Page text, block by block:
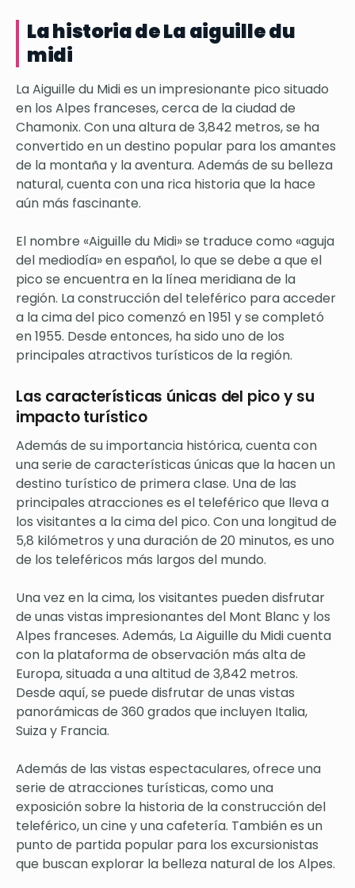
La historia de La aiguille du
midi
La Aiguille du Midi es un impresionante pico situado
en los Alpes franceses, cerca de la ciudad de
Chamonix. Con una altura de 3,842 metros, se ha
convertido en un destino popular para los amantes
de la montaña y la aventura. Además de su belleza
natural, cuenta con una rica historia que la hace
aún más fascinante.
El nombre «Aiguille du Midi» se traduce como «aguja
del mediodía» en español, lo que se debe a que el
pico se encuentra en la línea meridiana de la
región. La construcción del teleférico para acceder
a la cima del pico comenzó en 1951 y se completó
en 1955. Desde entonces, ha sido uno de los
principales atractivos turísticos de la región.
Las características únicas del pico y su
impacto turístico
Además de su importancia histórica, cuenta con
una serie de características únicas que la hacen un
destino turístico de primera clase. Una de las
principales atracciones es el teleférico que lleva a
los visitantes a la cima del pico. Con una longitud de
5,8 kilómetros y una duración de 20 minutos, es uno
de los teleféricos más largos del mundo.
Una vez en la cima, los visitantes pueden disfrutar
de unas vistas impresionantes del Mont Blanc y los
Alpes franceses. Además, La Aiguille du Midi cuenta
con la plataforma de observación más alta de
Europa, situada a una altitud de 3,842 metros.
Desde aquí, se puede disfrutar de unas vistas
panorámicas de 360 grados que incluyen Italia,
Suiza y Francia.
Además de las vistas espectaculares, ofrece una
serie de atracciones turísticas, como una
exposición sobre la historia de la construcción del
teleférico, un cine y una cafetería. También es un
punto de partida popular para los excursionistas
que buscan explorar la belleza natural de los Alpes.